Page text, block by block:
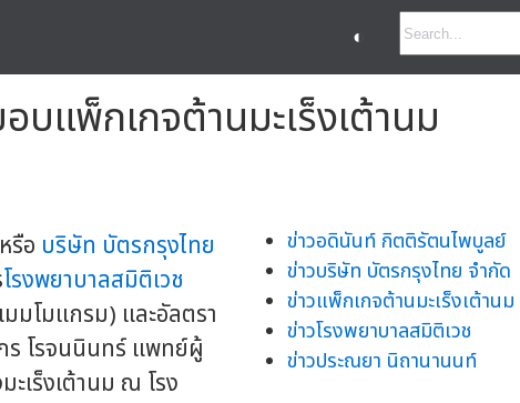
◐
แพ็กเกจต้านมะเร็งเต้านม
รือ บริษัท บัตรกรุงไทย
โรงพยาบาลสมิติเวช
มโมแกรม) และอัลตรา
ร โรจนนินทร์ แพทย์ผู้
เร็งเต้านม ณ โรง
ข่าวอดินันท์ กิตติรัตนไพบูลย์
ข่าวบริษัท บัตรกรุงไทย จำกัด
ข่าวแพ็กเกจต้านมะเร็งเต้านม
ข่าวโรงพยาบาลสมิติเวช
ข่าวประณยา นิถานานนท์